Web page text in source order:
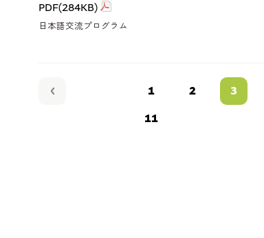
PDF(284KB)
日本語交流プログラム
1 2 3
11